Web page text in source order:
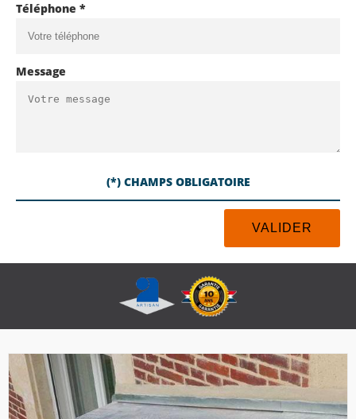
Téléphone *
Message
(*) CHAMPS OBLIGATOIRE